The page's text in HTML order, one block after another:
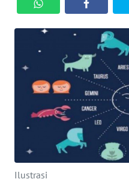
Ilustrasi
SERBA-
SERBI
Informasi
INDEKS
BERITA
KONTAK
KAMI